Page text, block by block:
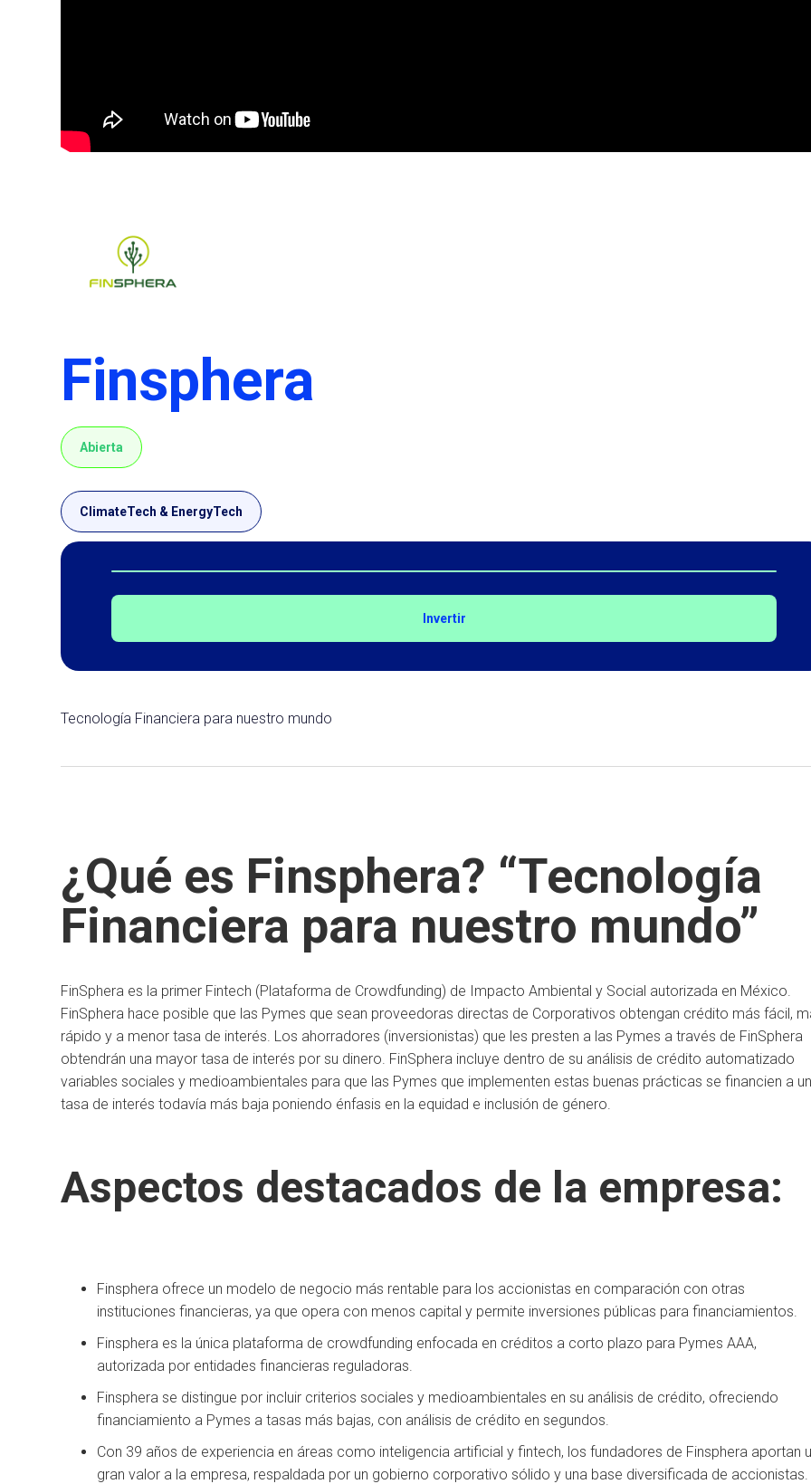
Finsphera
Abierta
ClimateTech & EnergyTech
Invertir
Tecnología Financiera para nuestro mundo
¿Qué es Finsphera? “Tecnología
Financiera para nuestro mundo”
FinSphera es la primer Fintech (Plataforma de Crowdfunding) de Impacto Ambiental y Social autorizada en México.
FinSphera hace posible que las Pymes que sean proveedoras directas de Corporativos obtengan crédito más fácil,
rápido y a menor tasa de interés. Los ahorradores (inversionistas) que les presten a las Pymes a través de FinSphera
obtendrán una mayor tasa de interés por su dinero. FinSphera incluye dentro de su análisis de crédito automatizado
variables sociales y medioambientales para que las Pymes que implementen estas buenas prácticas se financien a
tasa de interés todavía más baja poniendo énfasis en la equidad e inclusión de género.
Aspectos destacados de la empresa:
Finsphera ofrece un modelo de negocio más rentable para los accionistas en comparación con otras
instituciones financieras, ya que opera con menos capital y permite inversiones públicas para financiamientos.
Finsphera es la única plataforma de crowdfunding enfocada en créditos a corto plazo para Pymes AAA,
autorizada por entidades financieras reguladoras.
Finsphera se distingue por incluir criterios sociales y medioambientales en su análisis de crédito, ofreciendo
financiamiento a Pymes a tasas más bajas, con análisis de crédito en segundos.
Con 39 años de experiencia en áreas como inteligencia artificial y fintech, los fundadores de Finsphera aportan
gran valor a la empresa, respaldada por un gobierno corporativo sólido y una base diversificada de accionistas.